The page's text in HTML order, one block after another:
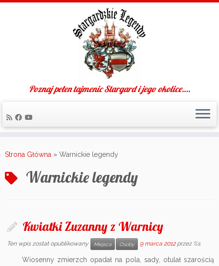
to
Poznaj pełen tajmenic Stargard i jego okolice….
Strona Główna » Warnickie legendy
Warnickie legendy
Kwiatki Zuzanny z Warnicy
Ten wpis został opublikowany Miejsca Osoby 9 marca 2012 przez %s
Wiosenny zmierzch opadał na pola, sady, otulał szarością